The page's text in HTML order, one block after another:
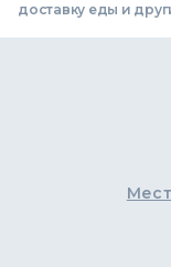
доставку еды и